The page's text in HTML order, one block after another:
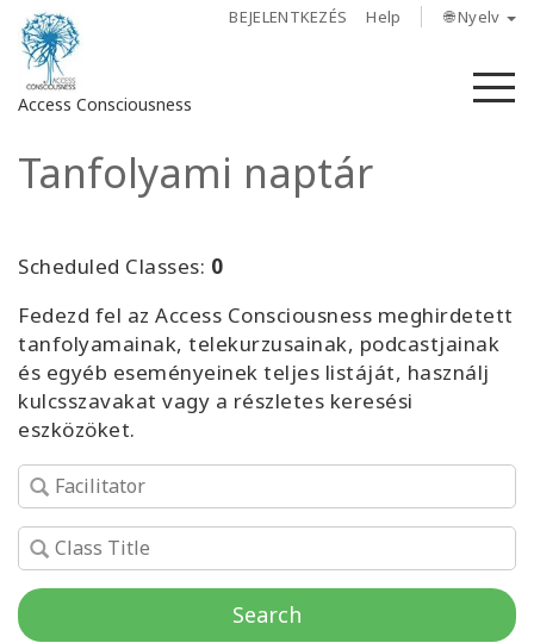
BEJELENTKEZÉS Help 🌐 Nyelv
Access Consciousness
Bejelentkezés
Access
Bars
Régiók
Tanfolyamok
Facilitators
Tanfolyami naptár
Scheduled Classes: 0
Fedezd fel az Access Consciousness meghirdetett
tanfolyamainak, telekurzusainak, podcastjainak
és egyéb eseményeinek teljes listáját, használj
kulcsszavakat vagy a részletes keresési
eszközöket.
Search